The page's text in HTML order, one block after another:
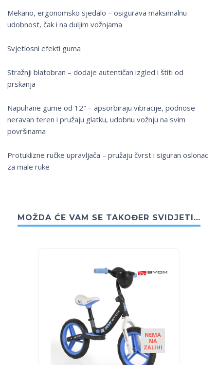
Mekano, ergonomsko sjedalo – osigurava maksimalnu
udobnost, čak i na duljim vožnjama
Svjetlosni efekti guma
Stražnji blatobran – dodaje autentičan izgled i štiti od
prskanja
Napuhane gume od 12″ – apsorbiraju vibracije, podnose
neravan teren i pružaju glatku, udobnu vožnju na svim
površinama
Protuklizne ručke upravljača – pružaju čvrst i siguran oslonac
za male ruke
MOŽDA ĆE VAM SE TAKOĐER SVIDJETI…
NEMA
NA
ZALIHI